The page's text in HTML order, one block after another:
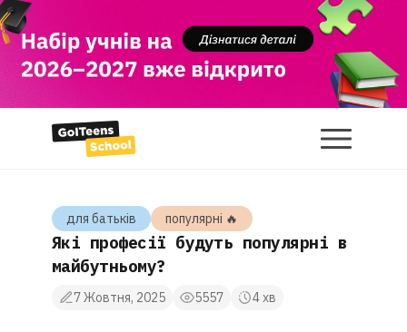
для батькiв популярнi 🔥
Які професії будуть популярні в
майбутньому?
7 Жовтня, 2025 5557 4 хв